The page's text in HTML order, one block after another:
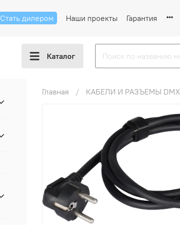
Стать дилером Наши проекты Гарантия
Каталог
Главная КАБЕЛИ И РАЗЪЕМЫ DMX